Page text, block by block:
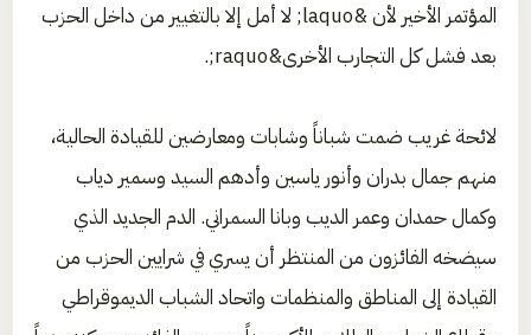
المؤتمر الأخير لأن &laquo; لا أمل إلا بالتغيير من داخل الحزب
بعد فشل كل التجارب الأخرى&raquo;.
لائحة غريب ضمت شباناً وشابات ومعارضين للقيادة الحالية،
منهم جمال بدران وأنور ياسين وأدهم السيد وسمير دياب
وكمال حمدان وعمر الديب وبانا السمراني. الدم الجديد الذي
سيضخه الفائزون من المنتظر أن يسري في شرايين الحزب من
القيادة إلى المناطق والمنظمات واتحاد الشباب الديموقراطي